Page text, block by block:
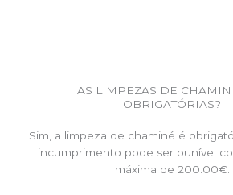
AS LIMPEZAS DE
OBRIGATÓRIAS?
Sim, a limpeza de chaminé é
incumprimento pode ser punível
máxima de 200.00€.